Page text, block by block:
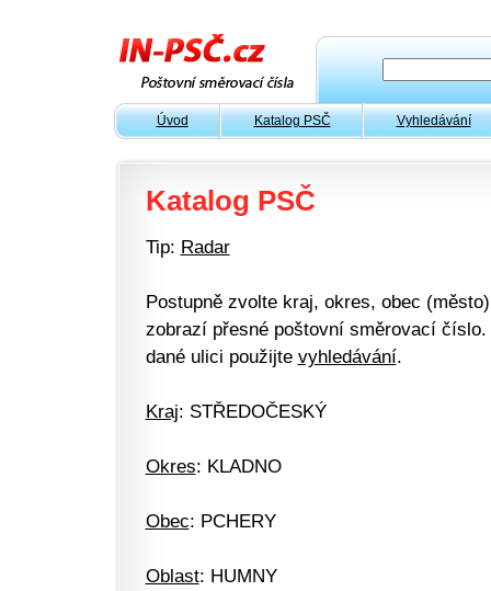
Úvod Katalog PSČ Vyhledávání
Katalog PSČ
Tip: Radar
Postupně zvolte kraj, okres, obec
zobrazí přesné poštovní směrovací
dané ulici použijte vyhledávání.
Kraj: STŘEDOČESKÝ
Okres: KLADNO
Obec: PCHERY
Oblast: HUMNY